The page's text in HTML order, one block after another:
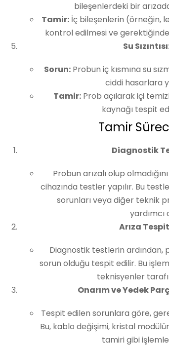
bileşenlerdeki bir
Tamir: İç bileşenlerin (örneğin,
kontrol edilmesi ve
Su
Sorun: Probun iç kısmına su
ciddi hasarlara
Tamir: Prob açılarak içi
kaynağı tespit
Tamir
Diagnostik
Probun arızalı olup
cihazında testler yapılır. Bu
sorunları veya diğer teknik
yardımcı
Arıza
Diagnostik testlerin ardından,
sorun olduğu tespit edilir. Bu
teknisyenler
Onarım ve Yedek
Tespit edilen sorunlara göre,
Bu, kablo değişimi, kristal
tamiri gibi